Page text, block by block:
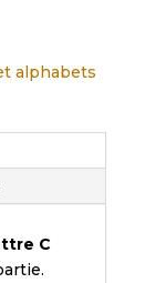
alphabets
C